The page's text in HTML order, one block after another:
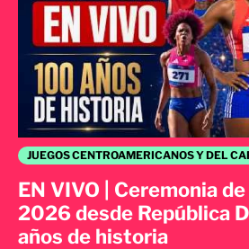
EN VIVO | Ceremonia
2026 desde República
años de historia